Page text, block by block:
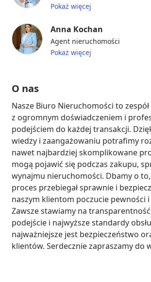
Pokaż więcej
Anna Kochan
Agent nieruchomości
Pokaż więcej
O nas
Nasze Biuro Nieruchomości to
z ogromnym doświadczeniem i
podejściem do każdej transakcji.
wiedzy i zaangażowaniu potrafimy
nawet najbardziej skomplikowane
mogą pojawić się podczas zakupu,
wynajmu nieruchomości. Dbamy o to,
proces przebiegał sprawnie i
naszym klientom poczucie pewności
Zawsze stawiamy na
podejście i najwyższe standardy
najważniejsze jest bezpieczeństwo
klientów. Serdecznie zapraszamy do